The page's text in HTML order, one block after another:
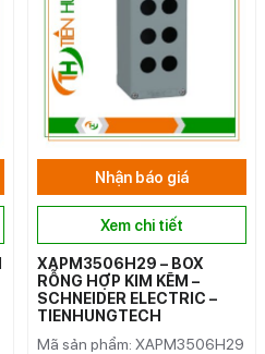
Nhận báo giá
Xem chi tiết
XAPM3506H29 – BOX
RỖNG HỢP KIM KẼM –
SCHNEIDER ELECTRIC –
TIENHUNGTECH
Mã sản phẩm: XAPM3506H29